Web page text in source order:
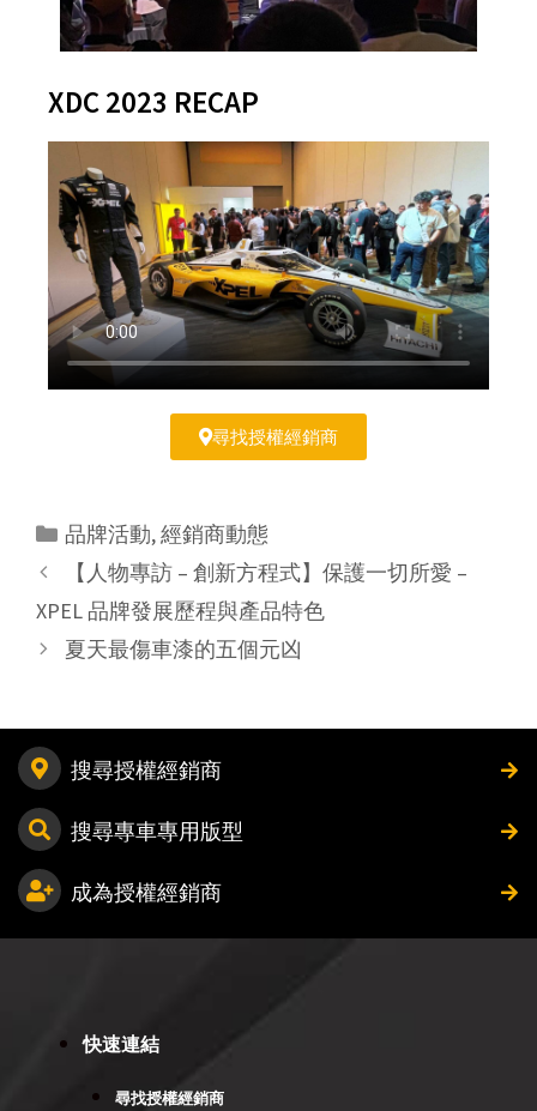
XDC 2023 RECAP
尋找授權經銷商
品牌活動,經銷商動態
【人物專訪 – 創新方程式】保護一切所愛 –
XPEL 品牌發展歷程與產品特色
夏天最傷車漆的五個元凶
搜尋授權經銷商
搜尋專車專用版型
成為授權經銷商
快速連結
尋找授權經銷商